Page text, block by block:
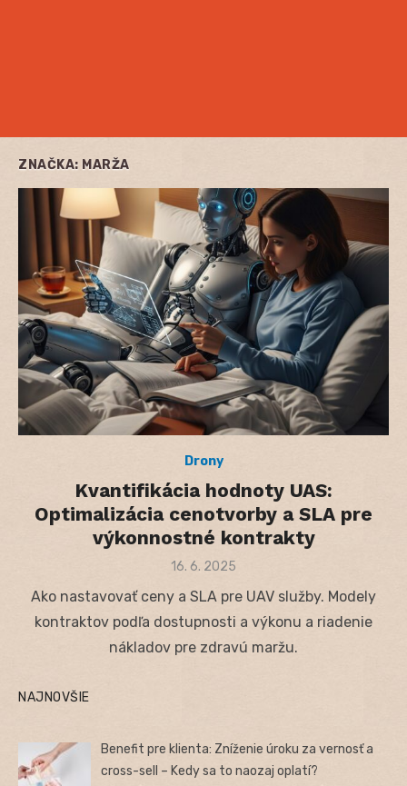
ZNAČKA: MARŽA
Drony
Kvantifikácia hodnoty UAS:
Optimalizácia cenotvorby a SLA pre
výkonnostné kontrakty
Posted
16. 6. 2025
Ako nastavovať ceny a SLA pre UAV služby. Modely
kontraktov podľa dostupnosti a výkonu a riadenie
nákladov pre zdravú maržu.
NAJNOVŠIE
Benefit pre klienta: Zníženie úroku za vernosť a
cross-sell – Kedy sa to naozaj oplatí?